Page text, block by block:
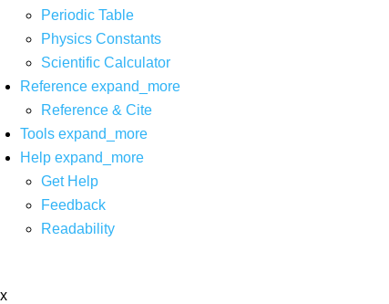
Periodic Table
Physics Constants
Scientific Calculator
Reference expand_more
Reference & Cite
Tools expand_more
Help expand_more
Get Help
Feedback
Readability
x